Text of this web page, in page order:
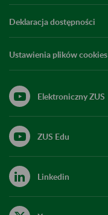
Deklaracja dostępności
Ustawienia plików cookies
Elektroniczny ZUS
ZUS Edu
Linkedin